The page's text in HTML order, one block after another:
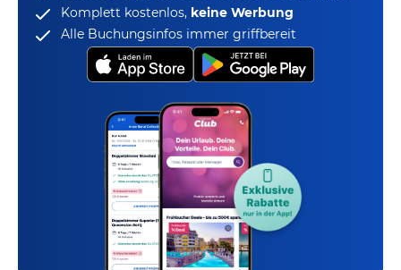
Komplett kostenlos, keine Werbung
Alle Buchungsinfos immer griffbereit